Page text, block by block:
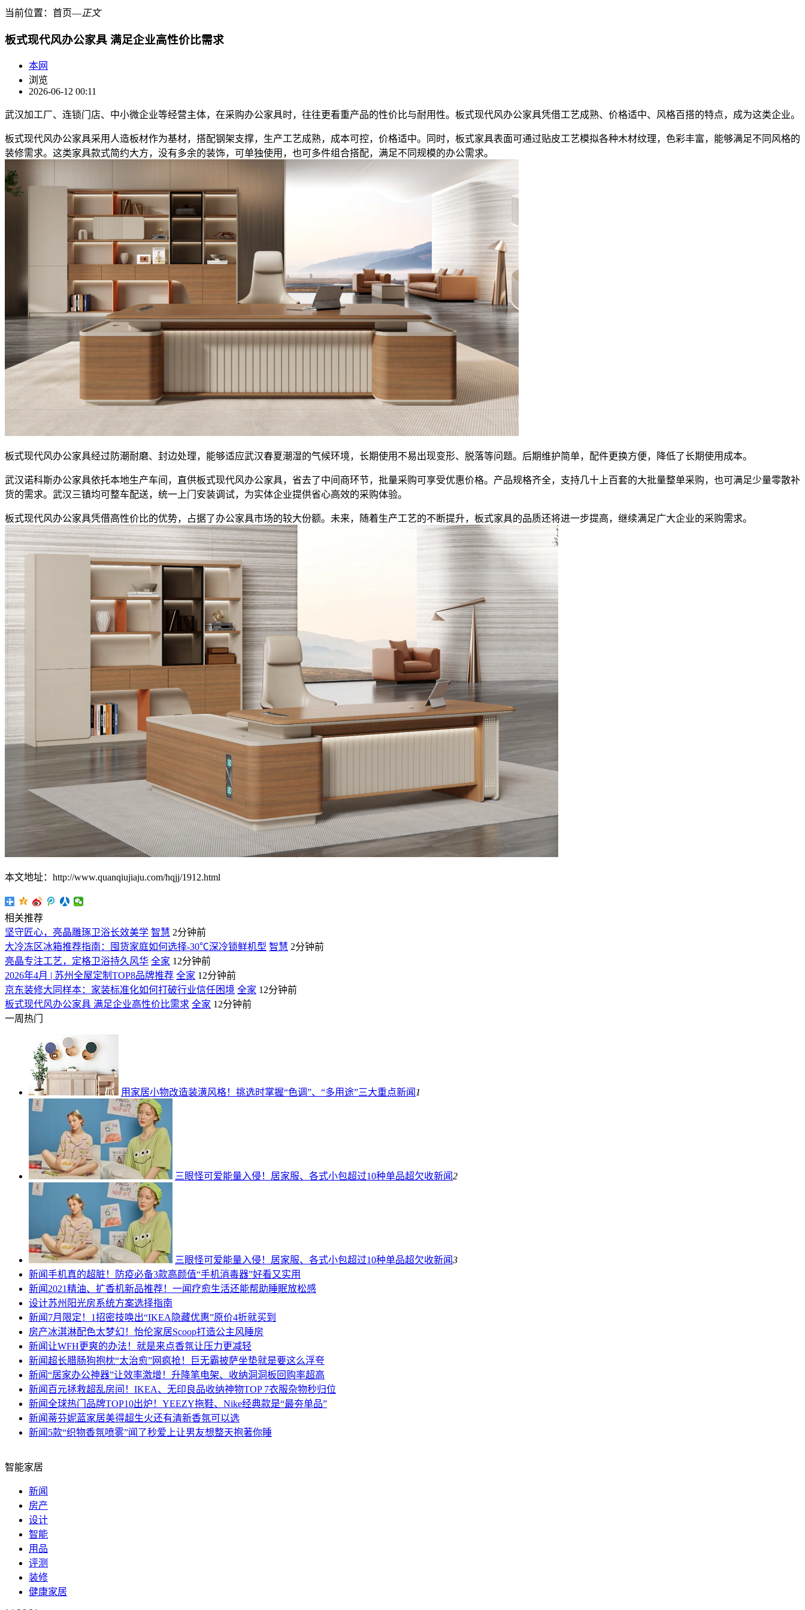
当前位置： 首页―正文
板式现代风办公家具 满足企业高性价比需求
本网
浏览
2026-06-12 00:11
武汉加工厂、连锁门店、中小微企业等经营主体，在采购办公家具时，往往更看重产品的性价比与耐用性。板式现代风办公家具凭借工艺成熟、价格适中、风格百搭的特点，成为这类企业。
板式现代风办公家具采用人造板材作为基材，搭配钢架支撑，生产工艺成熟，成本可控，价格适中。同时，板式家具表面可通过贴皮工艺模拟各种木材纹理，色彩丰富，能够满足不同风格的
装修需求。这类家具款式简约大方，没有多余的装饰，可单独使用，也可多件组合搭配，满足不同规模的办公需求。
板式现代风办公家具经过防潮耐磨、封边处理，能够适应武汉春夏潮湿的气候环境，长期使用不易出现变形、脱落等问题。后期维护简单，配件更换方便，降低了长期使用成本。
武汉诺科斯办公家具依托本地生产车间，直供板式现代风办公家具，省去了中间商环节，批量采购可享受优惠价格。产品规格齐全，支持几十上百套的大批量整单采购，也可满足少量零散补
货的需求。武汉三镇均可整车配送，统一上门安装调试，为实体企业提供省心高效的采购体验。
板式现代风办公家具凭借高性价比的优势，占据了办公家具市场的较大份额。未来，随着生产工艺的不断提升，板式家具的品质还将进一步提高，继续满足广大企业的采购需求。
本文地址：http://www.quanqiujiaju.com/hqjj/1912.html
相关推荐
坚守匠心，亮晶雕琢卫浴长效美学 智慧 2分钟前
大冷冻区冰箱推荐指南：囤货家庭如何选择-30℃深冷锁鲜机型 智慧 2分钟前
亮晶专注工艺，定格卫浴持久风华 全家 12分钟前
2026年4月 | 苏州全屋定制TOP8品牌推荐 全家 12分钟前
京东装修大同样本：家装标准化如何打破行业信任困境 全家 12分钟前
板式现代风办公家具 满足企业高性价比需求 全家 12分钟前
一周热门
用家居小物改造装潢风格！挑选时掌握“色调”、“多用途”三大重点新闻1
三眼怪可爱能量入侵！居家服、各式小包超过10种单品超欠收新闻2
三眼怪可爱能量入侵！居家服、各式小包超过10种单品超欠收新闻3
新闻手机真的超脏！防疫必备3款高颜值“手机消毒器”好看又实用
新闻2021精油、扩香机新品推荐！一闻疗愈生活还能帮助睡眠放松感
设计苏州阳光房系统方案选择指南
新闻 7月限定！1招密技唤出“IKEA隐藏优惠”原价4折就买到
房产冰淇淋配色太梦幻！怡伦家居Scoop打造公主风睡房
新闻让WFH更爽的办法！就是来点香氛让压力更减轻
新闻超长腊肠狗抱枕“太治愈”网疯抢！巨无霸披萨坐垫就是要这么浮夸
新闻“居家办公神器”让效率激增！升降笔电架、收纳洞洞板回购率超高
新闻 百元拯救超乱房间！IKEA、无印良品收纳神物TOP 7衣服杂物秒归位
新闻全球热门品牌TOP10出炉！YEEZY拖鞋、Nike经典款是“最夯单品”
新闻 蒂芬妮蓝家居美得超生火还有清新香氛可以选
新闻 5款“织物香氛喷雾”闻了秒爱上让男友想整天抱著你睡
智能家居
新闻
房产
设计
智能
用品
评测
装修
健康家居